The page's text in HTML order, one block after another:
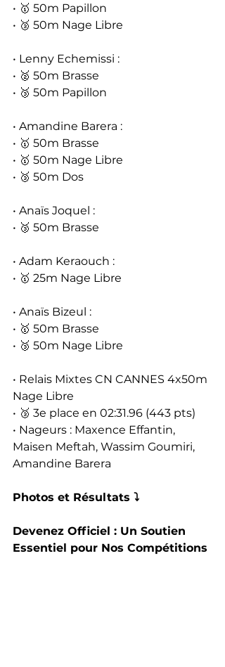
• 🥇 50m Papillon
• 🥉 50m Nage Libre
• Lenny Echemissi :
• 🥈 50m Brasse
• 🥉 50m Papillon
• Amandine Barera :
• 🥇 50m Brasse
• 🥇 50m Nage Libre
• 🥉 50m Dos
• Anaïs Joquel :
• 🥉 50m Brasse
• Adam Keraouch :
• 🥇 25m Nage Libre
• Anaïs Bizeul :
• 🥇 50m Brasse
• 🥉 50m Nage Libre
• Relais Mixtes CN CANNES 4x50m
Nage Libre
• 🥉 3e place en 02:31.96 (443 pts)
• Nageurs : Maxence Effantin,
Maisen Meftah, Wassim Goumiri,
Amandine Barera
Photos et Résultats ⤵️
Devenez Officiel : Un Soutien
Essentiel pour Nos Compétitions